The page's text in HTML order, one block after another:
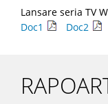
Lansare seria TV
Doc1 Doc2